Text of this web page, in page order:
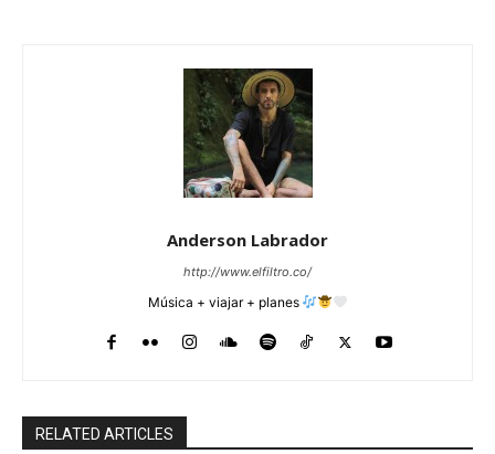
Anderson Labrador
http://www.elfiltro.co/
Música + viajar + planes
RELATED ARTICLES